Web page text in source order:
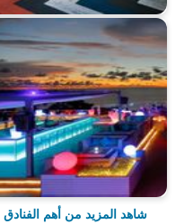
شاهد المزيد من أهم الفنادق